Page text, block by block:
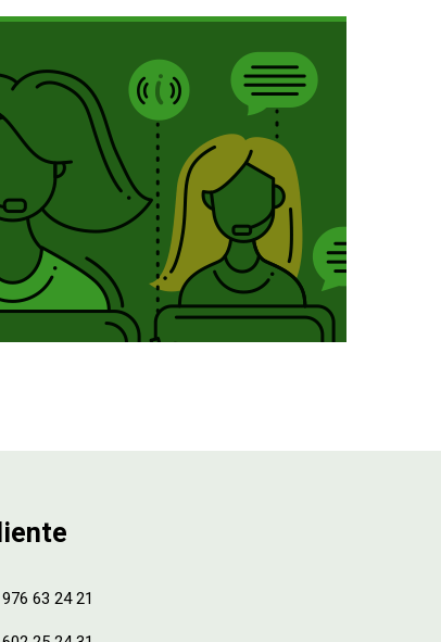
63 24 21